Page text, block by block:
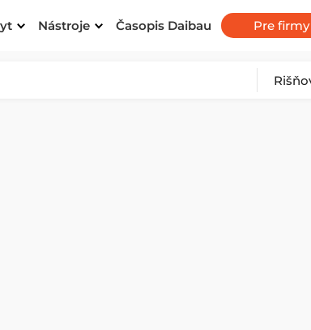
Nástroje Časopis Daibau Pre firmy